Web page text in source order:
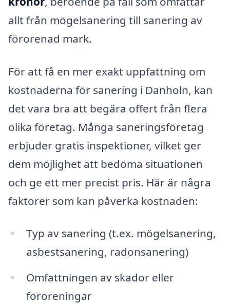
allt från mögelsanering till sanering av
förorenad mark.
För att få en mer exakt uppfattning om
kostnaderna för sanering i Danholn, kan
det vara bra att begära offert från flera
olika företag. Många saneringsföretag
erbjuder gratis inspektioner, vilket ger
dem möjlighet att bedöma situationen
och ge ett mer precist pris. Här är några
faktorer som kan påverka kostnaden:
Typ av sanering (t.ex. mögelsanering,
asbestsanering, radonsanering)
Omfattningen av skador eller
föroreningar